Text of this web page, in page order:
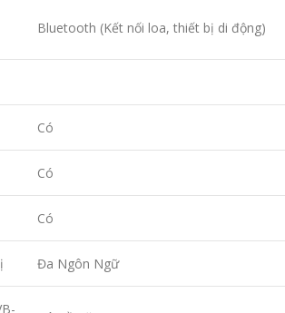
Bluetooth (Kết nối loa, thiết bị di động)
Có
Có
Có
Đa Ngôn Ngữ